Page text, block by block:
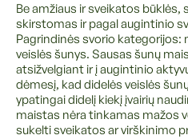
Be amžiaus ir sveikatos
skirstomas ir pagal augintinio
Pagrindinės svorio kategorijos:
veislės šunys. Sausas šunų
atsižvelgiant ir į augintinio
dėmesį, kad didelės veislės
ypatingai didelį kiekį įvairių
maistas nėra tinkamas mažos
sukelti sveikatos ar virškinimo